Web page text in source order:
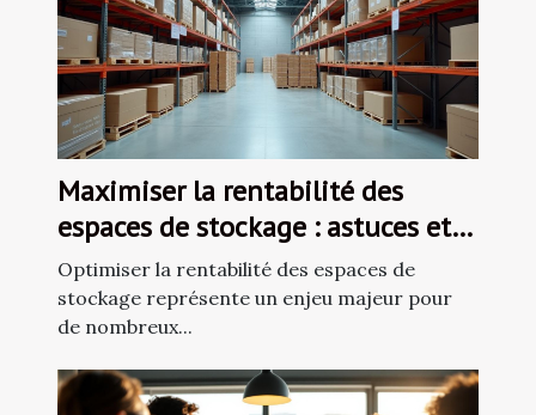
Maximiser la rentabilité des
espaces de stockage : astuces et
stratégies
Optimiser la rentabilité des espaces de
stockage représente un enjeu majeur pour
de nombreux...